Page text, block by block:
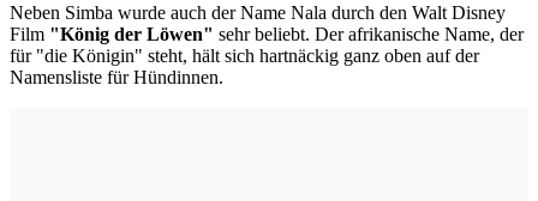
Neben Simba wurde auch der Name Nala durch den Walt Disney
Film "König der Löwen" sehr beliebt. Der afrikanische Name, der
für "die Königin" steht, hält sich hartnäckig ganz oben auf der
Namensliste für Hündinnen.